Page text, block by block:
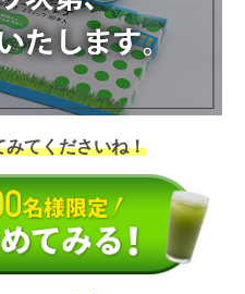
みてくださいね！